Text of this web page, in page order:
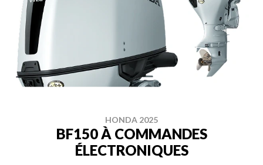
HONDA 2025
BF150 À COMMANDES
ÉLECTRONIQUES